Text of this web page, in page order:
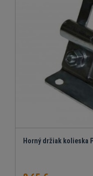
Horný držiak kolieska